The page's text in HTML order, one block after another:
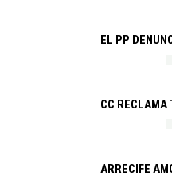
EL PP
CC RECLAMA
ARRECIFE